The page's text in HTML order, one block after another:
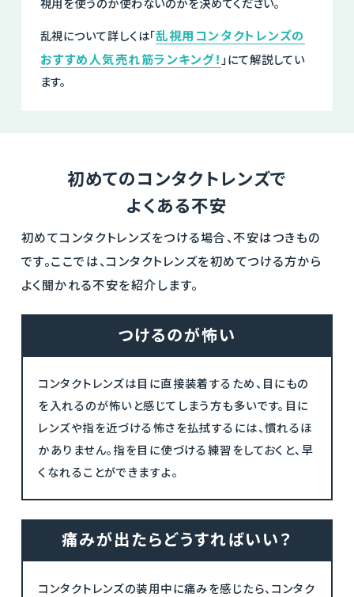
乱視について詳しくは「乱視用コンタクトレンズの
おすすめ人気売れ筋ランキング！ 」にて解説してい
ます。
初めてのコンタクトレンズで
よくある不安
初めてコンタクトレンズをつける場合、不安はつきもの
です。ここでは、コンタクトレンズを初めてつける方から
よく聞かれる不安を紹介します。
つけるのが怖い
コンタクトレンズは目に直接装着するため、目にもの
を入れるのが怖いと感じてしまう方も多いです。目に
レンズや指を近づける怖さを払拭するには、慣れるほ
かありません。指を目に使づける練習をしておくと、早
くなれることができますよ。
痛みが出たらどうすればいい？
コンタクトレンズの装用中に痛みを感じたら、コンタク